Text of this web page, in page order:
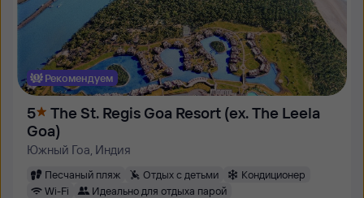
Рекомендуем
5
The St. Regis Goa Resort (ex. The Leela
Goa)
Южный Гоа, Индия
Песчаный пляж Отдых с детьми
Кондиционер
Wi-Fi
Идеально для отдыха парой